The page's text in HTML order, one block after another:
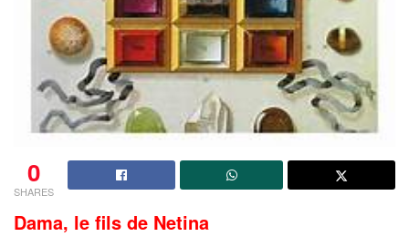
0
SHARES
Dama, le fils de Netina